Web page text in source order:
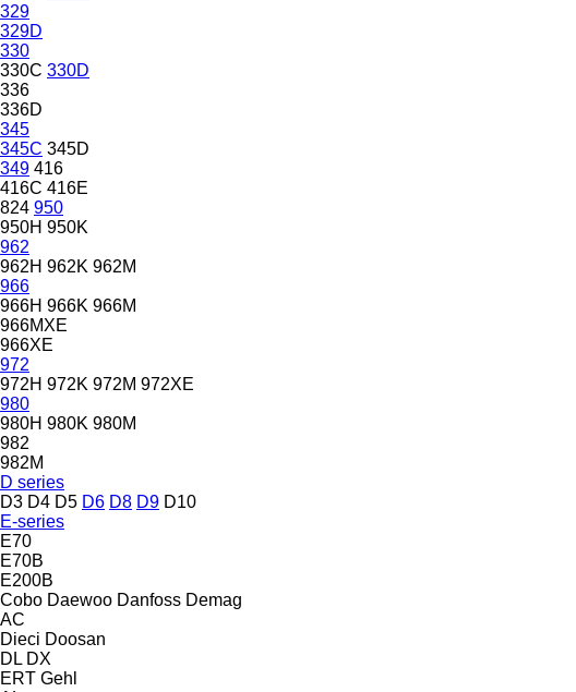
329
329D
330
330C 330D
336
336D
345
345C 345D
349 416
416C 416E
824 950
950H 950K
962
962H 962K 962M
966
966H 966K 966M
966MXE
966XE
972
972H 972K 972M 972XE
980
980H 980K 980M
982
982M
D series
D3 D4 D5 D6 D8 D9 D10
E-series
E70
E70B
E200B
Cobo Daewoo Danfoss Demag
AC
Dieci Doosan
DL DX
ERT Gehl